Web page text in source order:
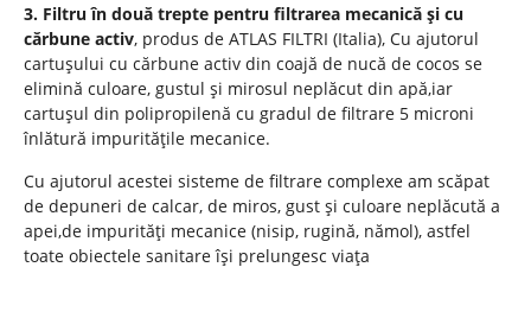
3. Filtru în două trepte pentru filtrarea mecanică și cu
cărbune activ, produs de ATLAS FILTRI (Italia), Cu ajutorul
cartușului cu cărbune activ din coajă de nucă de cocos se
elimină culoare, gustul și mirosul neplăcut din apă,iar
cartușul din polipropilenă cu gradul de filtrare 5 microni
înlătură impuritățile mecanice.
Cu ajutorul acestei sisteme de filtrare complexe am scăpat
de depuneri de calcar, de miros, gust și culoare neplăcută a
apei,de impurități mecanice (nisip, rugină, nămol), astfel
toate obiectele sanitare își prelungesc viața